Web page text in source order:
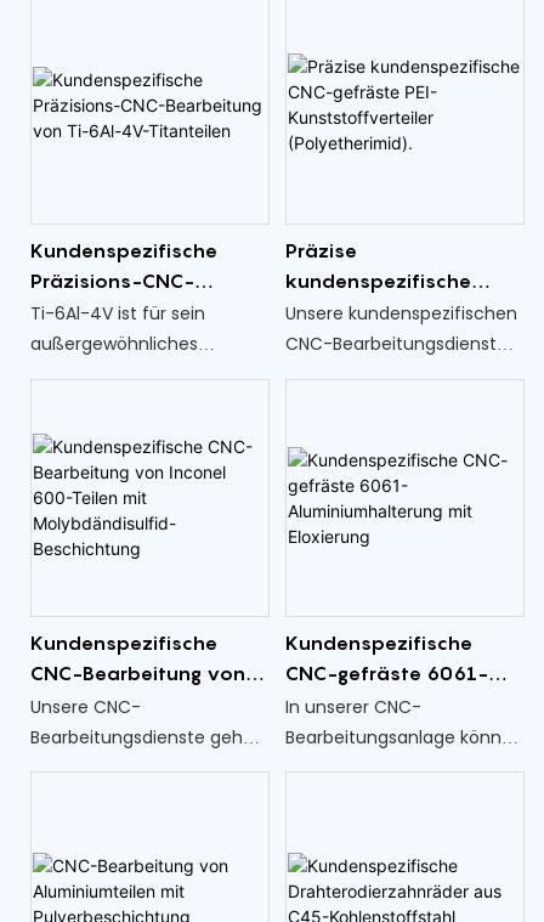
Kundenspezifische
Präzisions-CNC-
Bearbeitung von Ti-
6Al-4V-Titanteilen
Ti-6Al-4V ist für sein
außergewöhnliches
Verhältnis von Festigkeit zu
Korrosionsbeständigkeit
bekannt und wird häufig in
Branchen eingesetzt, die
langlebige und zuverlässige
Komponenten benötigen
Präzise
kundenspezifische
CNC-gefräste PEI-
Kunststoffverteiler
Unsere kundenspezifischen
CNC-Bearbeitungsdienste
sind auf die Herstellung
bearbeiteter Teile
spezialisiert, die genau auf
Ihre Spezifikationen
Kundenspezifische
CNC-Bearbeitung von
Inconel 600-Teilen mit
Molybdändisulfid-
Unsere CNC-
Bearbeitungsdienste gehen
auf Ihre spezifischen
Teile aus der hochwertigen
Inconel 600-Legierung
Kundenspezifische
CNC-gefräste 6061-
Aluminiumhalterung mit
Eloxierung
In unserer CNC-
Bearbeitungsanlage können
wir kundenspezifische
herstellen, die sorgfältig
nach Ihren genauen